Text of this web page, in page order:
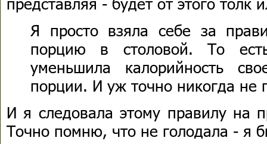
Я просто взяла себе за
порцию в столовой. То
уменьшила калорийность
порции. И уж точно никогда не
И я следовала этому правилу на
Точно помню, что не голодала - я